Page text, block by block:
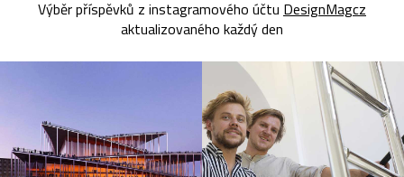
Výběr příspěvků z instagramového účtu DesignMagcz
aktualizovaného každý den